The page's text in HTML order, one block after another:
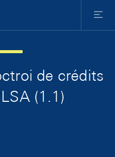
Menu
de crédits
(1.1)